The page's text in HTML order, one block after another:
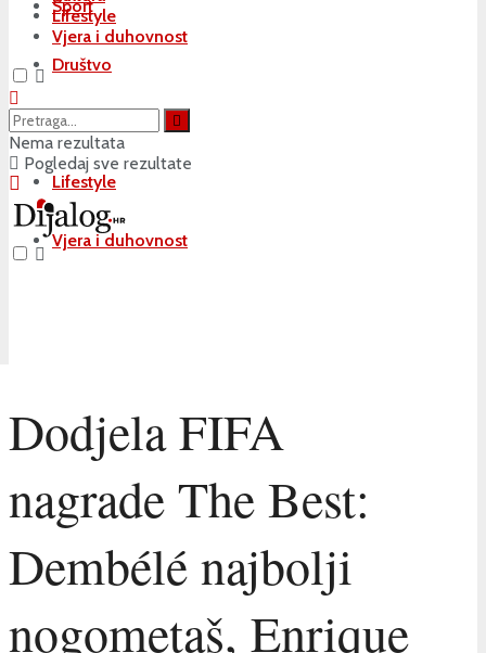
Sport
Društvo
Kultura
Lifestyle
Vjera i duhovnost
Lifestyle
Vjera i duhovnost
Nema rezultata
Pogledaj sve rezultate
Dodjela FIFA
nagrade The Best:
Dembélé najbolji
nogometaš, Enrique